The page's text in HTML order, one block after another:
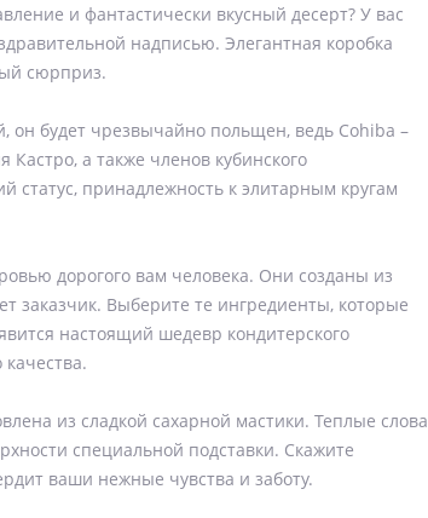
и фантастически вкусный десерт? У вас
надписью. Элегантная коробка
сюрприз.
он будет чрезвычайно польщен, ведь Cohiba –
а также членов кубинского
статус, принадлежность к элитарным кругам
дорогого вам человека. Они созданы из
заказчик. Выберите те ингредиенты, которые
настоящий шедевр кондитерского
из сладкой сахарной мастики. Теплые слова
специальной подставки. Скажите
ваши нежные чувства и заботу.